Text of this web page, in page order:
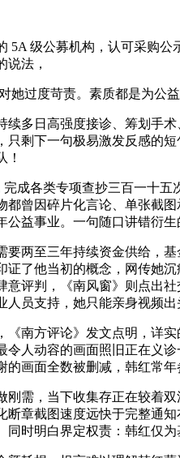
级公募机构，认可采购公
说法，
过度苛责。素质都是为公
日高强度接诊、筹划手术
剩下一句极易激发反感的
！
各类专项查抄三百一十五
曾因碎片化言论、单张截
益事业。一句随口讲错衍
至三年持续资金供给，基
了他当初的概念，网传她
评判，《南风窗》则点出
员支持，她只能亲身视频
方评论》发文点明，详实
人动容的画面照旧正在义
画面全数被删减，韩红常
，当下收集存正在较着双
断章截图速度远快于完整通
时明白界定权责：韩红仅为